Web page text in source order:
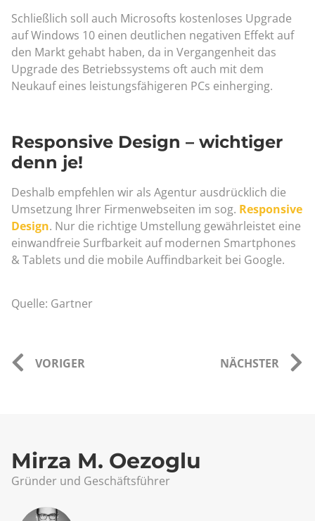
Schließlich soll auch Microsofts kostenloses Upgrade
auf Windows 10 einen deutlichen negativen Effekt auf
den Markt gehabt haben, da in Vergangenheit das
Upgrade des Betriebssystems oft auch mit dem
Neukauf eines leistungsfähigeren PCs einherging.
Responsive Design – wichtiger
denn je!
Deshalb empfehlen wir als Agentur ausdrücklich die
Umsetzung Ihrer Firmenwebseiten im sog. Responsive
Design. Nur die richtige Umstellung gewährleistet eine
einwandfreie Surfbarkeit auf modernen Smartphones
& Tablets und die mobile Auffindbarkeit bei Google.
Quelle: Gartner
VORIGER NÄCHSTER
Mirza M. Oezoglu
Gründer und Geschäftsführer